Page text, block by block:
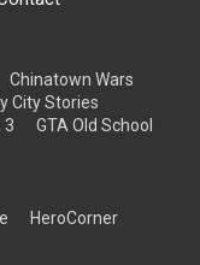
Chinatown Wars
City Stories
3
GTA Old School
HeroCorner